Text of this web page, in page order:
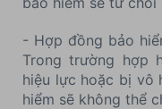
- Hợp đồng bảo
Trong trường hợp
hiệu lực hoặc bị vô
hiểm sẽ không thể